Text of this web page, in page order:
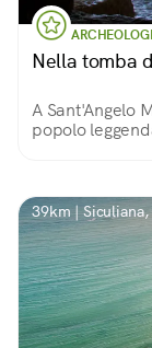
Nella tomba
A Sant'Angelo
popolo
39km | Siculiana,